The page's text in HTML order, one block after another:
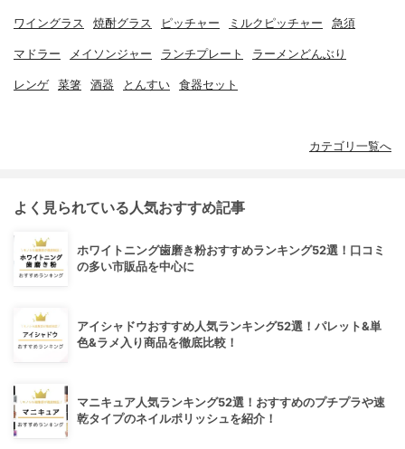
ワイングラス 焼酎グラス ピッチャー ミルクピッチャー 急須
マドラー メイソンジャー ランチプレート ラーメンどんぶり
レンゲ 菜箸 酒器 とんすい 食器セット
カテゴリ一覧へ
よく見られている人気おすすめ記事
ホワイトニング歯磨き粉おすすめランキング52選！口コミ
の多い市販品を中心に
アイシャドウおすすめ人気ランキング52選！パレット&単
色&ラメ入り商品を徹底比較！
マニキュア人気ランキング52選！おすすめのプチプラや速
乾タイプのネイルポリッシュを紹介！